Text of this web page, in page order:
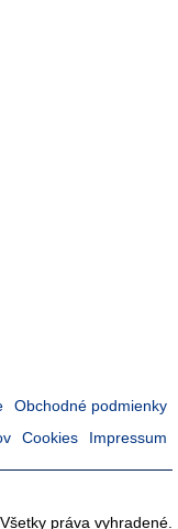
Obchodné podmienky
Cookies Impressum
práva vyhradené.